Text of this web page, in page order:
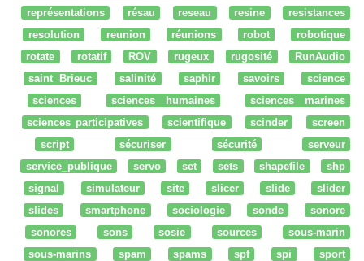
représentations
résau reseau resine
resistances
resolution
reunion réunions robot
robotique
rotate
rotatif ROV rugeux rugosité
RunAudio
saint Brieuc
salinité saphir savoirs
science
sciences
sciences humaines
sciences marines
sciences participatives
scientifique scinder
screen
script
sécuriser sécurité
serveur
service_publique
servo set sets shapefile
shp
signal
simulateur site slicer slide
slider
slides
smartphone sociologie sonde
sonore
sonores
sons sosie sources
sous-marin
sous-marins
spam spams spf spi
sport